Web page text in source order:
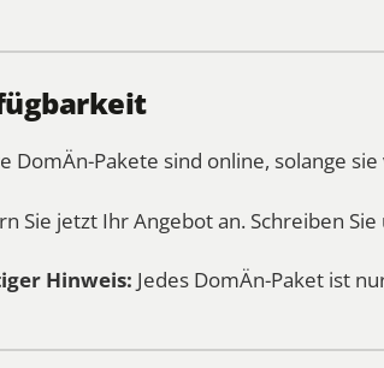
DomÄn-Pakete sind online, solange
Sie jetzt Ihr Angebot an. Schreiben Sie
Hinweis: Jedes DomÄn-Paket ist